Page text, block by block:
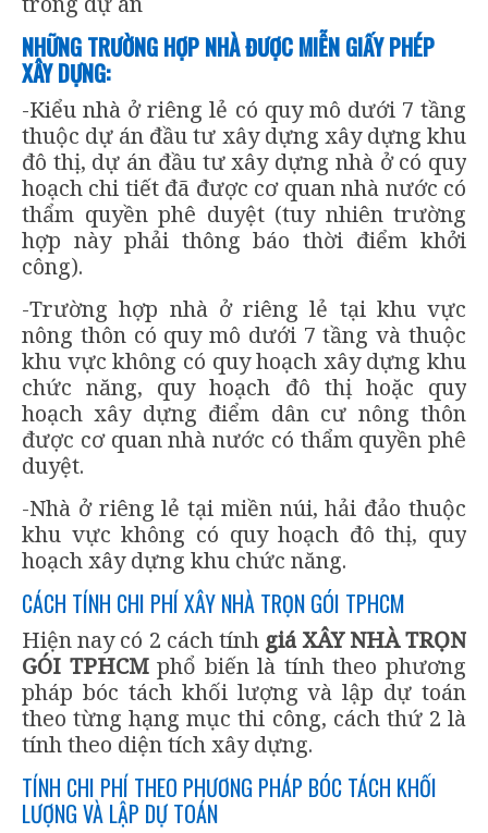
NHỮNG TRƯỜNG HỢP NHÀ ĐƯỢC MIỄN GIẤY PHÉP
XÂY DỰNG:
-Kiểu nhà ở riêng lẻ có quy mô dưới 7 tầng
thuộc dự án đầu tư xây dựng xây dựng khu
đô thị, dự án đầu tư xây dựng nhà ở có quy
hoạch chi tiết đã được cơ quan nhà nước có
thẩm quyền phê duyệt (tuy nhiên trường
hợp này phải thông báo thời điểm khởi
công).
-Trường hợp nhà ở riêng lẻ tại khu vực
nông thôn có quy mô dưới 7 tầng và thuộc
khu vực không có quy hoạch xây dựng khu
chức năng, quy hoạch đô thị hoặc quy
hoạch xây dựng điểm dân cư nông thôn
được cơ quan nhà nước có thẩm quyền phê
duyệt.
-Nhà ở riêng lẻ tại miền núi, hải đảo thuộc
khu vực không có quy hoạch đô thị, quy
hoạch xây dựng khu chức năng.
CÁCH TÍNH CHI PHÍ XÂY NHÀ TRỌN GÓI TPHCM
Hiện nay có 2 cách tính giá XÂY NHÀ TRỌN
GÓI TPHCMphổ biến là tính theo phương
pháp bóc tách khối lượng và lập dự toán
theo từng hạng mục thi công, cách thứ 2 là
tính theo diện tích xây dựng.
TÍNH CHI PHÍ THEO PHƯƠNG PHÁP BÓC TÁCH KHỐI
LƯỢNG VÀ LẬP DỰ TOÁN